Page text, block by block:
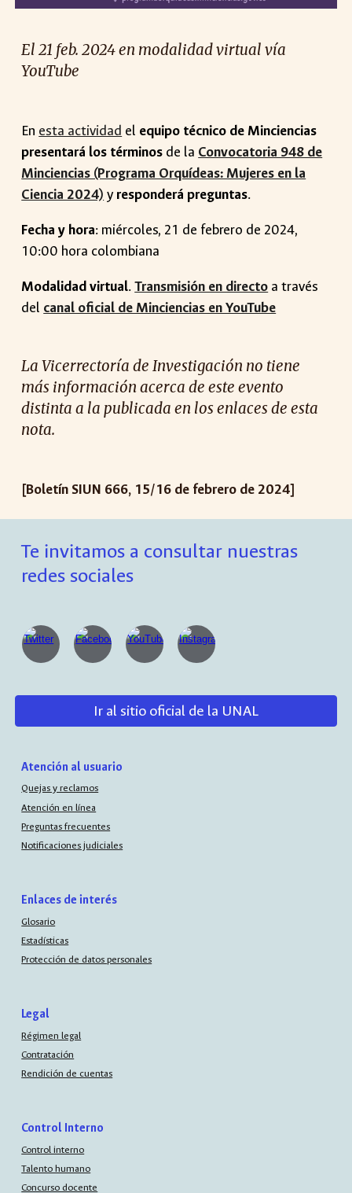
El 21 feb. 2024 en modalidad virtual vía
YouTube
En esta actividad el equipo técnico de Minciencias
presentará los términos de la Convocatoria 948 de
Minciencias (Programa Orquídeas: Mujeres en la
Ciencia 2024) y responderá preguntas.
Fecha y hora: miércoles, 21 de febrero de 2024,
10:00 hora colombiana
Modalidad virtual.Transmisión en directo a través
del canal oficial de Minciencias en YouTube
La Vicerrectoría de Investigación no tiene
más información acerca de este evento
distinta a la publicada en los enlaces de esta
nota.
[Boletín SIUN 666, 15/16 de febrero de 2024]
Te invitamos a consultar nuestras
redes sociales
Ir al sitio oficial de la UNAL
Atención al usuario
Quejas y reclamos
Atención en línea
Preguntas frecuentes
Notificaciones judiciales
Enlaces de interés
Glosario
Estadísticas
Protección de datos personales
Legal
Régimen legal
Contratación
Rendición de cuentas
Control Interno
Control interno
Talento humano
Concurso docente